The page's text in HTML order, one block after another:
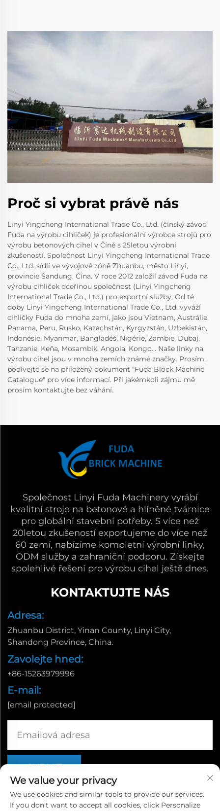
Proč si vybrat právě nás
Linyi Yingcheng International Trade Co., Ltd. (čínský závod
Fuda na výrobu cihliček) je profesionální výrobce strojů pro
výrobu betonových cihel v Číně s 25letou výrobní
zkušeností. Společnost Linyi Yingcheng International Trade
Co., Ltd. sídlí ve vývojové zóně Zhuanbu, město Linyi,
provincie Šandung, Čína. V roce 2012 založil závod Fuda na
výrobu cihliček dceřinou společnost (Linyi Yingcheng
International Trade Co., Ltd.) pro exportní služby. Od té
doby Linyi Yingcheng International Trade Co., Ltd. vyváží
cihličky Fuda do mnoha zemí, jako jsou Vietnam, Austrálie,
Panama, Peru, Rusko, Kazachstán, Kyrgyzstán, Uzbekistán,
Indonésie, Myanmar, Bangladéš, Nigérie, Zambie, Dubaj,
Tanzanie, Keňa, Mosambik, Angola, Kongo... Naše linky na
výrobu cihel jsou v mnoha zemích známé značky. Prosím,
podívejte se na přiložený dokument "Fuda Block Machine
Catalogue" pro více informací. Při jakémkoli zájmu mě
prosím kontaktujte bez váhání.
Společnost Linyi Fuda Machinery vyrábí
kvalitní stroje na betonové a hlíněné tvárnice
pro globální stavební potřeby. S více než
20letou zkušeností exportujeme do více než
60 zemí, nabízíme kompletní výrobní linky,
ODM služby a zahraniční podporu. Získejte
spolehlivé řešení pro výrobu cihel ještě dnes.
KONTAKTUJTE NÁS
Adresa:
Zhuanbu District, Yinan County, Linyi City,
Shandong Province, China.
Zavolejte hned:
+86-15263979996
E-mail:
[email protected]
Copyright © Linyi Yingcheng International Trade Co., Ltd. |
We value your privacy
We use cookies and similar tools to provide our services.
If you don't want to accept all cookies, click Personalize